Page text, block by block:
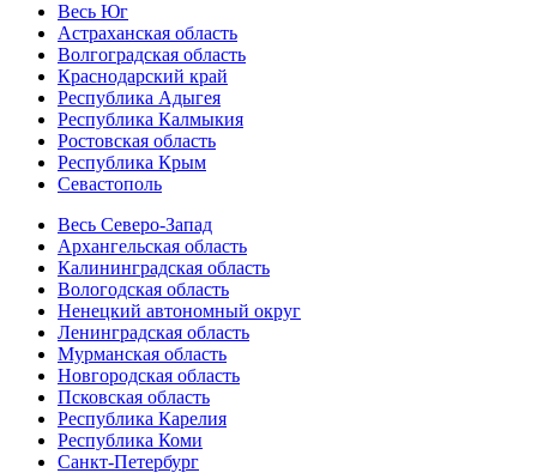
Весь Юг
Астраханская область
Волгоградская область
Краснодарский край
Республика Адыгея
Республика Калмыкия
Ростовская область
Республика Крым
Севастополь
Весь Северо-Запад
Архангельская область
Калининградская область
Вологодская область
Ненецкий автономный округ
Ленинградская область
Мурманская область
Новгородская область
Псковская область
Республика Карелия
Республика Коми
Санкт-Петербург